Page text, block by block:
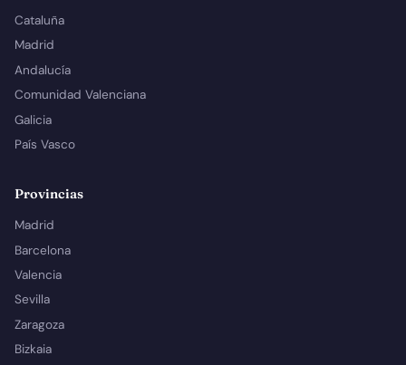
Cataluña
Madrid
Andalucía
Comunidad Valenciana
Galicia
País Vasco
Provincias
Madrid
Barcelona
Valencia
Sevilla
Zaragoza
Bizkaia